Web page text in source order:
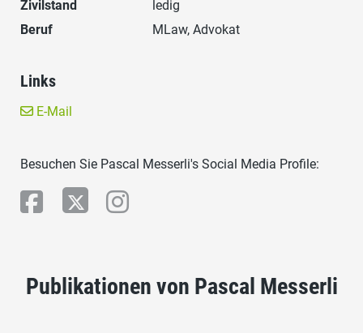
Zivilstand
ledig
Beruf
MLaw, Advokat
Links
E-Mail
Besuchen Sie Pascal Messerli's Social Media Profile:
Publikationen von Pascal Messerli